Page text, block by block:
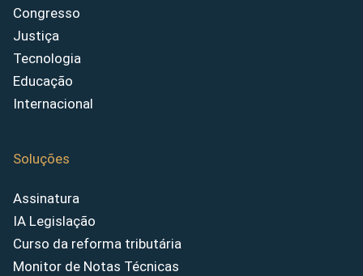
Congresso
Justiça
Tecnologia
Educação
Internacional
Soluções
Assinatura
IA Legislação
Curso da reforma tributária
Monitor de Notas Técnicas